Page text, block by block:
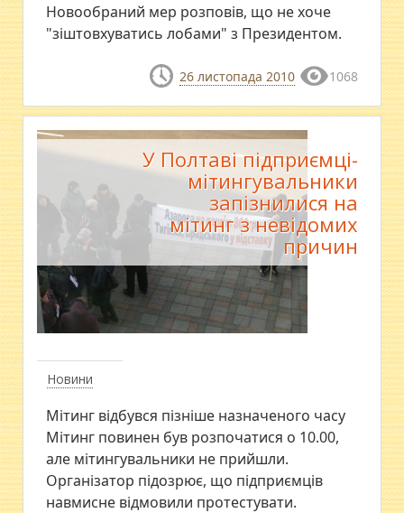
Новообраний мер розповів, що не хоче
"зіштовхуватись лобами" з Президентом.
26 листопада 2010 1068
Новини
У Полтаві підприємці-
мітингувальники
запізнилися на
мітинг з невідомих
причин
Мітинг відбувся пізніше назначеного часу
Мітинг повинен був розпочатися о 10.00,
але мітингувальники не прийшли.
Організатор підозрює, що підприємців
навмисне відмовили протестувати.